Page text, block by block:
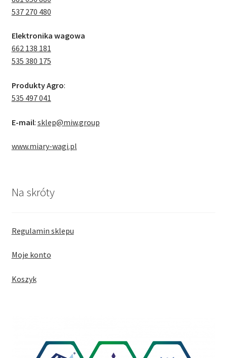
537 270 480
Elektronika wagowa
662 138 181
535 380 175
Produkty Agro:
535 497 041
E-mail: sklep@miw.group
www.miary-wagi.pl
Na skróty
Regulamin sklepu
Moje konto
Koszyk